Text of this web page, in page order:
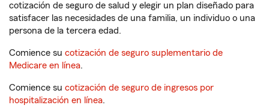
cotización de seguro de salud y elegir un plan diseñado para
satisfacer las necesidades de una familia, un individuo o una
persona de la tercera edad.
Comience su cotización de seguro suplementario de
Medicare en línea.
Comience su cotización de seguro de ingresos por
hospitalización en línea.